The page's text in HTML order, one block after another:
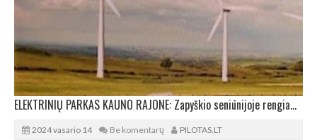
ELEKTRINIŲ PARKAS KAUNO RAJONE: Zapyškio seniūnijoje rengiamas projekto pristatymas
2024 vasario 14 Be komentarų PILOTAS.LT